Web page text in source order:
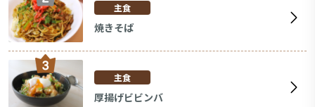
主食
焼きそば
主食
厚揚げビビンバ